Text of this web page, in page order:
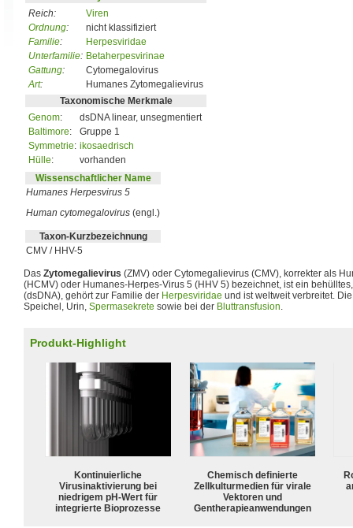
Reich:
Viren
Ordnung:
nicht klassifiziert
Familie:
Herpesviridae
Unterfamilie: Betaherpesvirinae
Gattung:
Cytomegalovirus
Art:
Humanes Zytomegalievirus
Taxonomische Merkmale
Genom:
dsDNA linear, unsegmentiert
Baltimore:
Gruppe 1
Symmetrie: ikosaedrisch
Hülle:
vorhanden
Wissenschaftlicher Name
Humanes Herpesvirus 5
Human cytomegalovirus (engl.)
Taxon-Kurzbezeichnung
CMV / HHV-5
Das Zytomegalievirus (ZMV) oder Cytomegalievirus (CMV), korrekter als
(HCMV) oder Humanes-Herpes-Virus 5 (HHV 5) bezeichnet, ist ein
(dsDNA), gehört zur Familie der Herpesviridae und ist weltweit verbreitet.
Speichel, Urin, Spermasekrete sowie bei der Bluttransfusion.
Produkt-Highlight
Kontinuierliche
Virusinaktivierung bei
niedrigem pH-Wert für
integrierte Bioprozesse
Chemisch definierte
Zellkulturmedien für virale
Vektoren und
Gentherapieanwendungen